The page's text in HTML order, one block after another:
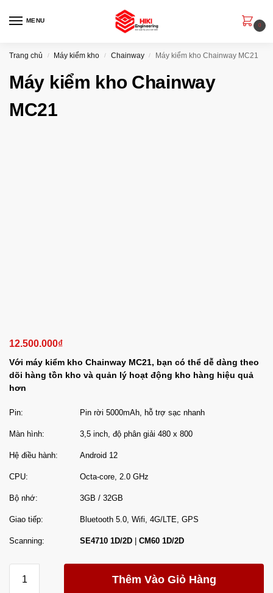
MENU
0
Trang chủ / Máy kiểm kho / Chainway / Máy kiểm kho Chainway MC21
Máy kiểm kho Chainway
MC21
12.500.000₫
Với máy kiểm kho Chainway MC21, bạn có thể dễ dàng theo
dõi hàng tồn kho và quản lý hoạt động kho hàng hiệu quả
hơn
Pin: Pin rời 5000mAh, hỗ trợ sạc nhanh
Màn hình: 3,5 inch, độ phân giải 480 x 800
Hệ điều hành: Android 12
CPU: Octa-core, 2.0 GHz
Bộ nhớ: 3GB / 32GB
Giao tiếp: Bluetooth 5.0, Wifi, 4G/LTE, GPS
Scanning: SE4710 1D/2D | CM60 1D/2D
Thêm Vào Giỏ Hàng